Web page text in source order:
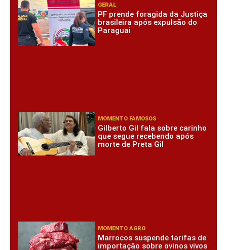
GERAL
PF prende foragida da Justiça
brasileira após expulsão do
Paraguai
MOMENTO FAMOSOS
Gilberto Gil fala sobre carinho
que segue recebendo após
morte de Preta Gil
MOMENTO AGRO
Marrocos suspende tarifas de
importação sobre ovinos vivos